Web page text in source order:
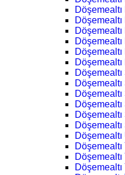
Döşemealtı